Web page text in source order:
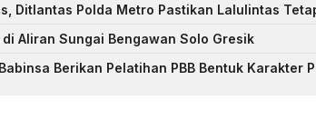
Ditlantas Polda Metro Pastikan Lalulintas
Aliran Sungai Bengawan Solo Gresik
Berikan Pelatihan PBB Bentuk Karakter